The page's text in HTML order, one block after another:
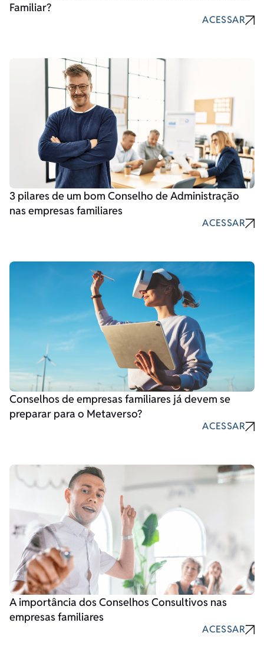
Familiar?
ACESSAR
3 pilares de um bom Conselho de Administração
nas empresas familiares
ACESSAR
Conselhos de empresas familiares já devem se
preparar para o Metaverso?
ACESSAR
A importância dos Conselhos Consultivos nas
empresas familiares
ACESSAR